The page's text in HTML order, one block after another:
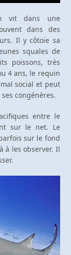
vit dans une
dans des
Il y côtoie sa
squales de
poissons, très
4 ans, le requin
social et peut
congénères.
entre le
sur le net. Le
sur le fond
à les observer. Il